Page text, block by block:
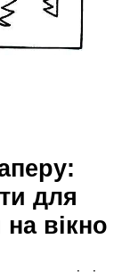
для
на вікно